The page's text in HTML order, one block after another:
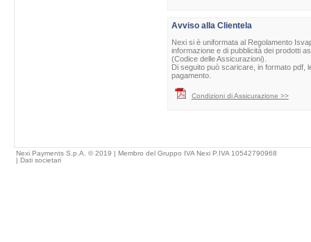
Avviso alla Clientela
Nexi si è uniformata al Regolamento
informazione e di pubblicità dei prodotti
(Codice delle Assicurazioni).
Di seguito può scaricare, in formato pdf,
pagamento.
Condizioni di Assicurazione >>
Nexi Payments S.p.A. © 2019 | Membro del Gruppo IVA Nexi P.IVA 10542790968
| Dati societari